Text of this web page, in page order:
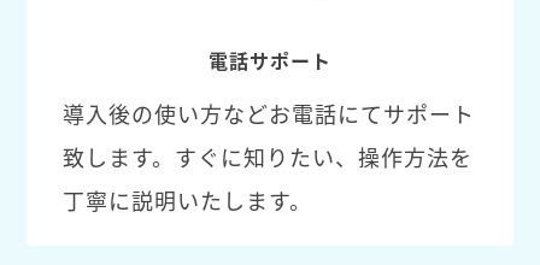
電話サポート
導入後の使い方などお電話にてサポート
致します。すぐに知りたい、操作方法を
丁寧に説明いたします。